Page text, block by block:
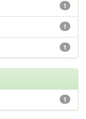
1
1
1
1